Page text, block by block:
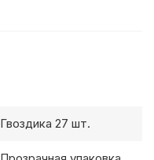
Гвоздика 27 шт.